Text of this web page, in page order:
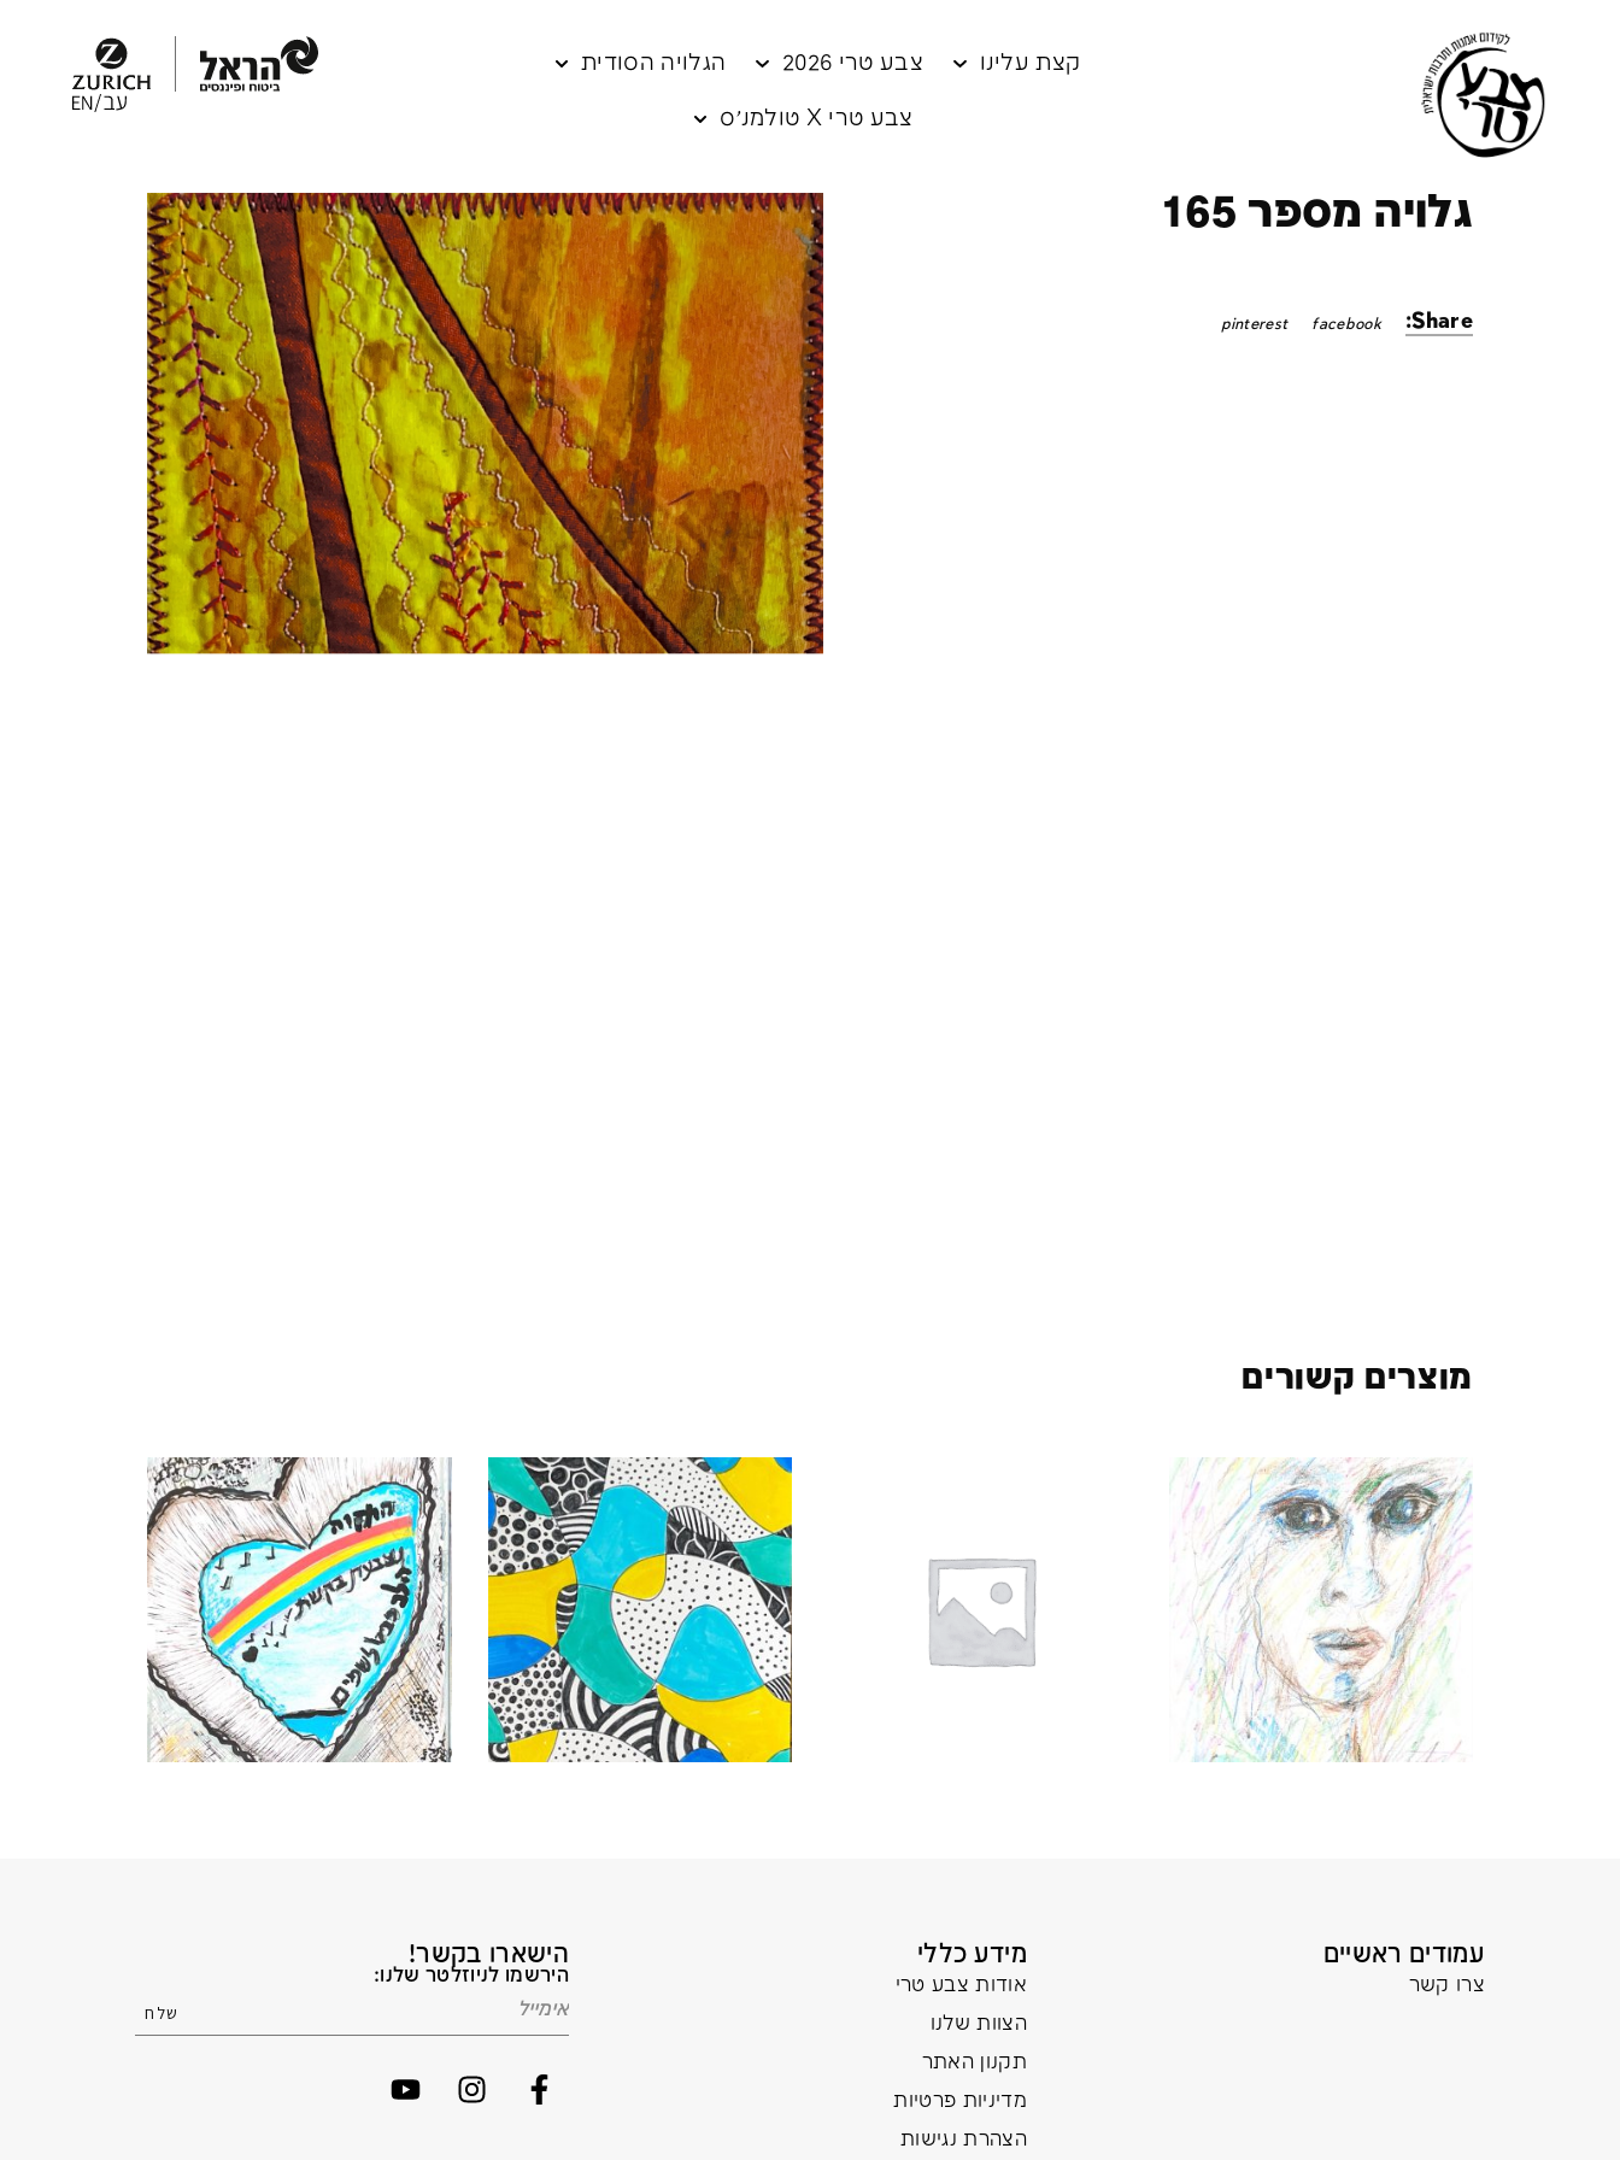
קצת עלינו צבע טרי 2026 הגלויה הסודית
צבע טרי X טולמנ׳ס
גלויה מספר 165
Share:
facebook
pinterest
מוצרים קשורים
עמודים ראשיים
צרו קשר
מידע כללי
אודות צבע טרי
הצוות שלנו
תקנון האתר
מדיניות פרטיות
הצהרת נגישות
הישארו בקשר!
הירשמו לניוזלטר שלנו: